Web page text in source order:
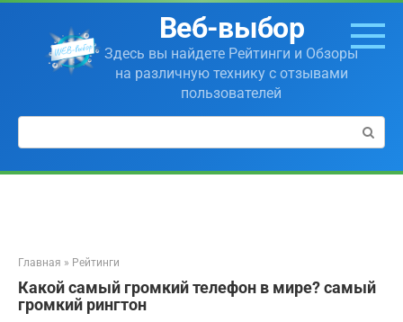
Перейти
контенту
Веб-выбор
Здесь вы найдете Рейтинги и Обзоры
на различную технику с отзывами
пользователей
Поиск:
Главная » Рейтинги
Какой самый громкий телефон в мире? самый
громкий рингтон